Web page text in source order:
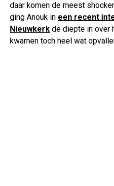
daar komen de meest
ging Anouk in een recent
Nieuwkerk de diepte in over
kwamen toch heel wat